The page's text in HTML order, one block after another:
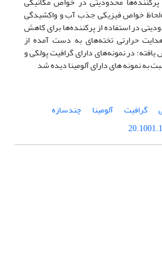
خواص فیزیکی جذب آب و واکشیدگی
در استفاده از پرکننده‌ها برای کاهش
حرارتی تخته‌های به دست آمده از
در نمونه‌های دارای گرافیت پولکی و
به نمونه های دارای آلومینا دیده شد
گرافیت آلومینا
چندسازه